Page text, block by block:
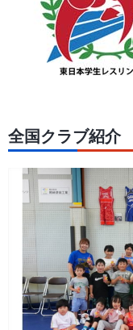
全国クラブ紹介